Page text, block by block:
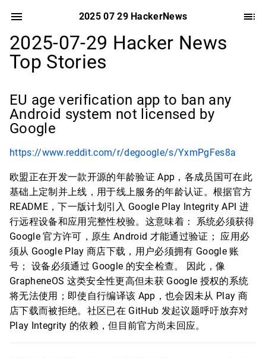
2025 07 29 HackerNews
2025-07-29 Hacker News
Top Stories
EU age verification app to ban any
Android system not licensed by
Google
https://www.reddit.com/r/degoogle/s/YxmPgFes8a
欧盟正在开发一款开源的年龄验证 App，各成员国可在此
基础上定制并上线，用于线上服务的年龄认证。根据官方
README，下一版计划引入 Google Play Integrity API 进
行远程设备和应用完整性校验。这意味着： 系统必须获得
Google 官方许可，原生 Android 才能通过验证； 应用必
须从 Google Play 商店下载，用户必须拥有 Google 账
号； 设备必须通过 Google 的安全检查。 因此，像
GrapheneOS 这类安全性更高但未获 Google 授权的系统
将无法使用；即使自行编译该 App，也会因未从 Play 商
店下载而被拒绝。社区已在 GitHub 发起议题呼吁放弃对
Play Integrity 的依赖，但目前官方尚未回应。